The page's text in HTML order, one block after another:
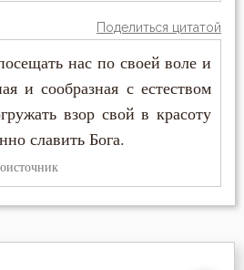
Поделиться цитатой
нас по своей воле и
и сообразная с естеством
взор свой в красоту
славить Бога.